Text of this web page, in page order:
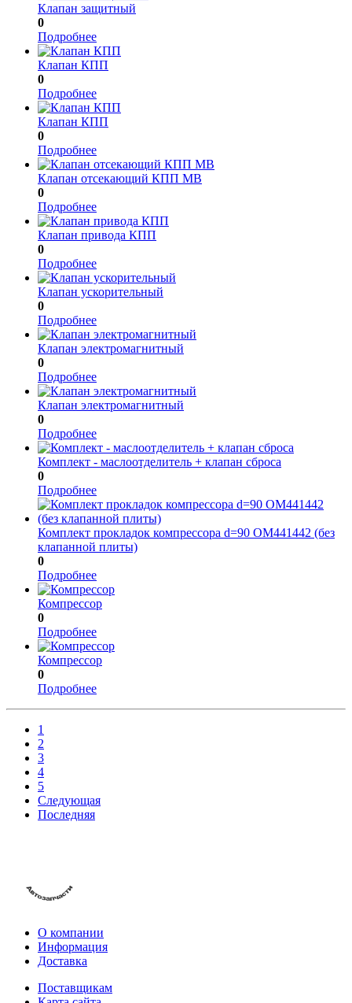
Клапан защитный
0
Подробнее
Клапан КПП
0
Подробнее
Клапан КПП
0
Подробнее
Клапан отсекающий КПП MB
0
Подробнее
Клапан привода КПП
0
Подробнее
Клапан ускорительный
0
Подробнее
Клапан электромагнитный
0
Подробнее
Клапан электромагнитный
0
Подробнее
Комплект - маслоотделитель + клапан сброса
0
Подробнее
Комплект прокладок компрессора d=90 OM441442 (без
клапанной плиты)
0
Подробнее
Компрессор
0
Подробнее
Компрессор
0
Подробнее
1
2
3
4
5
Следующая
Последняя
О компании
Информация
Доставка
Поставщикам